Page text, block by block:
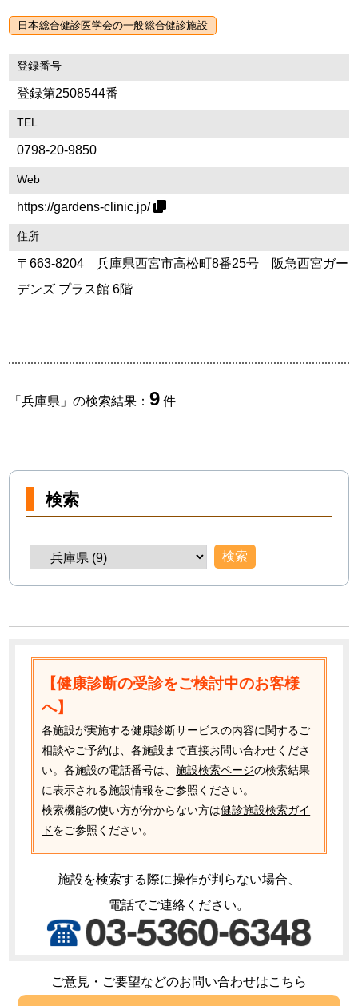
日本総合健診医学会の一般総合健診施設
登録番号
登録第2508544番
TEL
0798-20-9850
Web
https://gardens-clinic.jp/
住所
〒663-8204 兵庫県西宮市高松町8番25号 阪急西宮ガー
デンズ プラス館 6階
「兵庫県 」の検索結果：9 件
検索
【健康診断の受診をご検討中のお客様
へ】
各施設が実施する健康診断サービスの内容に関するご
相談やご予約は、各施設まで直接お問い合わせくださ
い。各施設の電話番号は、施設検索ページの検索結果
に表示される施設情報をご参照ください。
検索機能の使い方が分からない方は健診施設検索ガイ
ドをご参照ください。
施設を検索する際に操作が判らない場合、
電話でご連絡ください。
ご意見・ご要望などのお問い合わせはこちら